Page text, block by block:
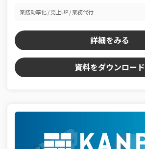
業務効率化 売上UP 業務代行
詳細をみる
資料をダウンロード